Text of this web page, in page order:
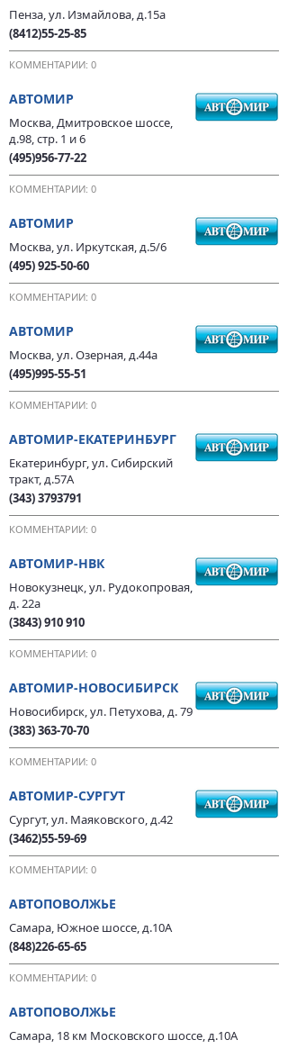
Пенза, ул. Измайлова, д.15а
(8412)55-25-85
КОММЕНТАРИИ: 0
АВТОМИР
Москва, Дмитровское шоссе,
д.98, стр. 1 и 6
(495)956-77-22
КОММЕНТАРИИ: 0
АВТОМИР
Москва, ул. Иркутская, д.5/6
(495) 925-50-60
КОММЕНТАРИИ: 0
АВТОМИР
Москва, ул. Озерная, д.44а
(495)995-55-51
КОММЕНТАРИИ: 0
АВТОМИР-ЕКАТЕРИНБУРГ
Екатеринбург, ул. Сибирский
тракт, д.57А
(343) 3793791
КОММЕНТАРИИ: 0
АВТОМИР-НВК
Новокузнецк, ул. Рудокопровая,
д. 22а
(3843) 910 910
КОММЕНТАРИИ: 0
АВТОМИР-НОВОСИБИРСК
Новосибирск, ул. Петухова, д. 79
(383) 363-70-70
КОММЕНТАРИИ: 0
АВТОМИР-СУРГУТ
Сургут, ул. Маяковского, д.42
(3462)55-59-69
КОММЕНТАРИИ: 0
АВТОПОВОЛЖЬЕ
Самара, Южное шоссе, д.10А
(848)226-65-65
КОММЕНТАРИИ: 0
АВТОПОВОЛЖЬЕ
Самара, 18 км Московского шоссе, д.10А